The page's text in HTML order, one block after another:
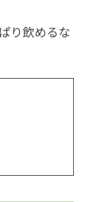
り飲めるな